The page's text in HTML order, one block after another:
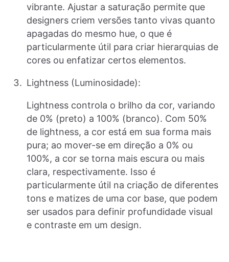
vibrante. Ajustar a saturação permite que
designers criem versões tanto vivas quanto
apagadas do mesmo hue, o que é
particularmente útil para criar hierarquias de
cores ou enfatizar certos elementos.
Lightness (Luminosidade):
Lightness controla o brilho da cor, variando
de 0% (preto) a 100% (branco). Com 50%
de lightness, a cor está em sua forma mais
pura; ao mover-se em direção a 0% ou
100%, a cor se torna mais escura ou mais
clara, respectivamente. Isso é
particularmente útil na criação de diferentes
tons e matizes de uma cor base, que podem
ser usados para definir profundidade visual
e contraste em um design.